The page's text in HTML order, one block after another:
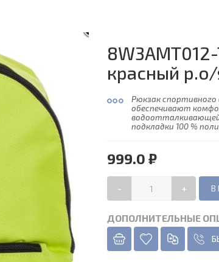
красный
Рюкзак спортивного
обеспечивают
подкладки 100 %
999.0 ₽
- +
ДОПОЛНИТЕЛЬНЫЕ